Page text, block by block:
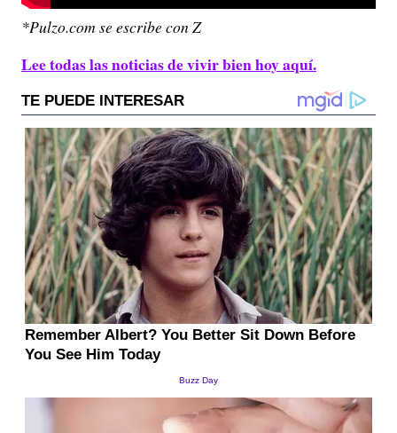
*Pulzo.com se escribe con Z
Lee todas las noticias de vivir bien hoy aquí.